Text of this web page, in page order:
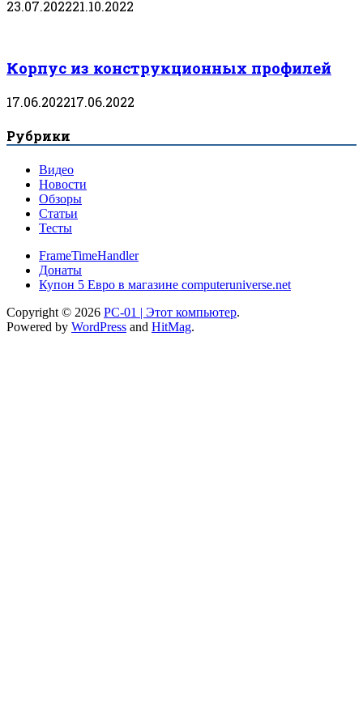
23.07.202221.10.2022
Корпус из конструкционных профилей
17.06.202217.06.2022
Рубрики
Видео
Новости
Обзоры
Статьи
Тесты
FrameTimeHandler
Донаты
Купон 5 Евро в магазине computeruniverse.net
Copyright © 2026 PC-01 | Этот компьютер.
Powered by WordPress and HitMag.